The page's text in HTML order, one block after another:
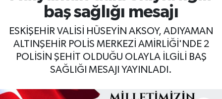
baş sağlığı mesajı
ESKİŞEHİR VALİSİ HÜSEYİN AKSOY, ADIYAMAN
ALTINŞEHİR POLİS MERKEZİ AMİRLİĞİ'NDE 2
POLİSİN ŞEHİT OLDUĞU OLAYLA İLGİLİ BAŞ
SAĞLIĞI MESAJI YAYINLADI.